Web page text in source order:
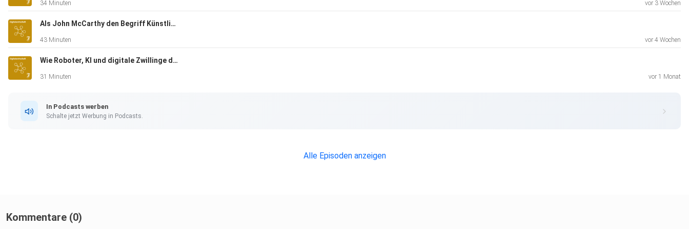
34 Minuten vor 3 Wochen
Als John McCarthy den Begriff Künstliche Intelligenz erdachte
43 Minuten vor 4 Wochen
Wie Roboter, KI und digitale Zwillinge den Bau retten sollen
31 Minuten vor 1 Monat
In Podcasts werben
Schalte jetzt Werbung in Podcasts.
Alle Episoden anzeigen
Kommentare (0)